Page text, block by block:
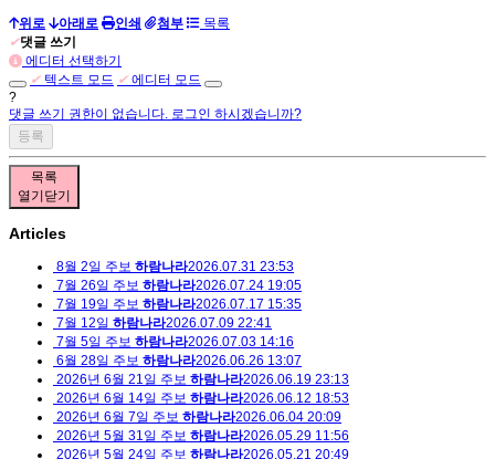
위로 아래로 인쇄 첨부
목록
✔댓글 쓰기
에디터 선택하기
✔ 텍스트 모드 ✔ 에디터 모드
?
댓글 쓰기 권한이 없습니다. 로그인 하시겠습니까?
목록
열기 닫기
Articles
8월 2일 주보 하람나라2026.07.31 23:53
7월 26일 주보 하람나라2026.07.24 19:05
7월 19일 주보 하람나라2026.07.17 15:35
7월 12일 하람나라2026.07.09 22:41
7월 5일 주보 하람나라2026.07.03 14:16
6월 28일 주보 하람나라2026.06.26 13:07
2026년 6월 21일 주보 하람나라2026.06.19 23:13
2026년 6월 14일 주보 하람나라2026.06.12 18:53
2026년 6월 7일 주보 하람나라2026.06.04 20:09
2026년 5월 31일 주보 하람나라2026.05.29 11:56
2026년 5월 24일 주보 하람나라2026.05.21 20:49